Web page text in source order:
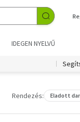
IDEGEN NYELVŰ
Rendezés: Eladott